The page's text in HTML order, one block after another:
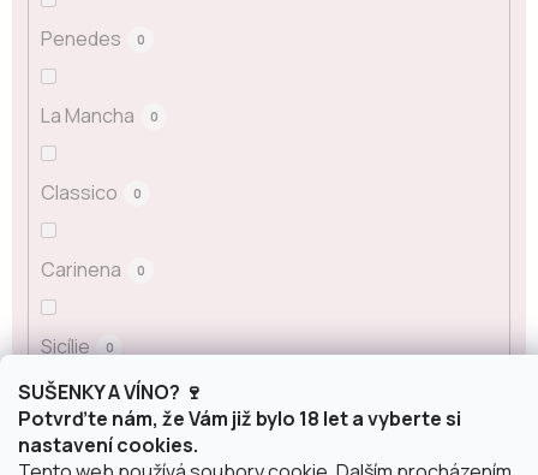
SUŠENKY A VÍNO? 🍷
Potvrďte nám, že Vám již bylo 18 let a vyberte si
nastavení cookies.
Penedes 0
La Mancha 0
Classico 0
Carinena 0
Sicílie 0
Alsasko 0